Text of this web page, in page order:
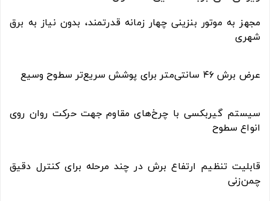
مجهز به موتور بنزینی چهار زمانه قدرتمند، بدون نیاز به برق
شهری
عرض برش ۴۶ سانتی‌متر برای پوشش سریع‌تر سطوح وسیع
سیستم گیربکسی با چرخ‌های مقاوم جهت حرکت روان روی
انواع سطوح
قابلیت تنظیم ارتفاع برش در چند مرحله برای کنترل دقیق
چمن‌زنی